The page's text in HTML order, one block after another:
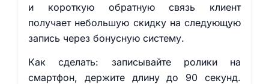
и короткую обратную связь клиент
получает небольшую скидку на следующую
запись через бонусную систему.
Как сделать: записывайте ролики на
смартфон, держите длину до 90 секунд.